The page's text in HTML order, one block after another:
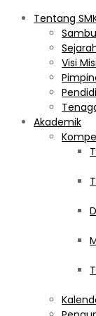
Tentang
Visi Misi
Akademik